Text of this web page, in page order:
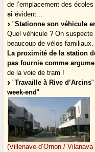
de l’emplacement des
si évident...
"Stationne son véhicule
Quel véhicule ? On
beaucoup de vélos familiaux.
La proximité de la station
pas fournie comme
de la voie de tram !
"Travaille à Rive d’Arcins
week-end"
(Villenave-d’Ornon / Vilanava